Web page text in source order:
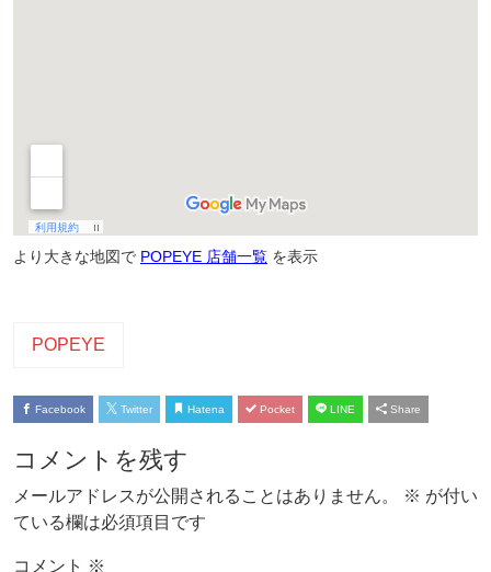
より大きな地図で POPEYE 店舗一覧 を表示
POPEYE
Facebook Twitter Hatena Pocket LINE Share
コメントを残す
メールアドレスが公開されることはありません。 ※ が付い
ている欄は必須項目です
コメント ※